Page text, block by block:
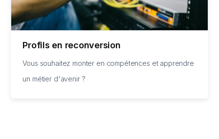
Profils en reconversion
Vous souhaitez monter en compétences et apprendre
un métier d'avenir ?